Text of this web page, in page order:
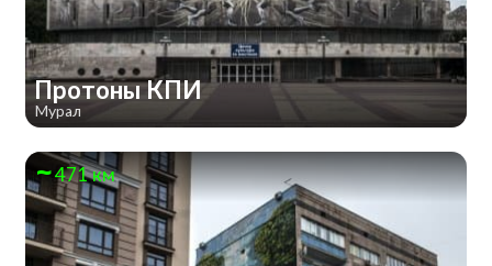
Протоны КПИ
Мурал
471 км